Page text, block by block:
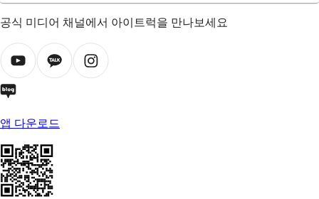
공식 미디어 채널에서 아이트럭을 만나보세요
앱 다운로드